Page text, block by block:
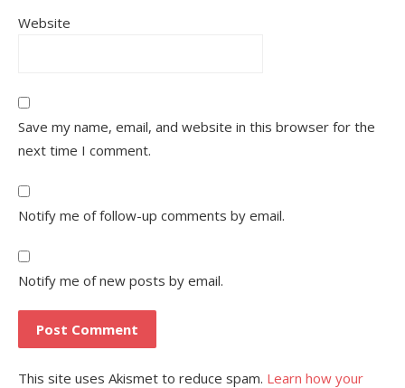
Website
Save my name, email, and website in this browser for the
next time I comment.
Notify me of follow-up comments by email.
Notify me of new posts by email.
This site uses Akismet to reduce spam. Learn how your